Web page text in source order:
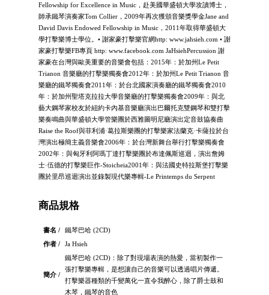
Fellowship for Excellence in Music，赴美國華盛頓大學攻讀博士，
師承鐵琴演奏家Tom Collier，2009年再次獲頒音樂獎學金Jane and
David Davis Endowed Fellowship in Music，2011年取得華盛頓大
學打擊樂博士學位。• 謝家豪打擊樂官網http: www.jahsieh.com • 謝
家豪打擊樂FB專頁 http: www.facebook.com JaHsiehPercussion 謝
家豪在台灣與歐美重要的音樂會包括：2015年：於加州Le Petit
Trianon 音樂廳的打擊樂獨奏會2012年：於加州Le Petit Trianon 音
樂廳的鐵琴獨奏會2011年：於台北國家演奏廳的鐵琴獨奏會2010
年：於加州聖塔克拉拉大學音樂廳的打擊樂獨奏會2009年：與北
藝大鋼琴家校友於紐約卡內基音樂廳演出巴爾托克雙鋼琴和雙打擊
樂奏鳴曲與華盛頓大學管樂團於西雅圖明尼廳演出定音鼓協奏曲
Raise the Roof與菲利浦·葛拉斯樂團的打擊樂家法蘭克·卡薩拉於台
灣演出極簡主義音樂會2006年：於台灣新舞台舉行打擊樂獨奏會
2002年：與匈牙利阿瑪丁達打擊樂團於布達佩斯巡迴，演出詹姆
士·伍德的打擊樂巨作-Stoicheia2001年：與法國史特拉斯堡打擊樂
團於里昂巡迴演出並錄製現代樂專輯-Le Printemps du Serpent
商品規格
書名 /
鐵琴巴哈 (2CD)
作者 /
Ja Hsieh
簡介 /
鐵琴巴哈 (2CD)：除了對現場表演的熱愛，當初製作一
張打擊樂專輯，是想讓自己的音樂可以透過唱片傳遞。
打擊樂器種類的千變萬化一直令我醉心，除了爵士鼓和
木琴，鐵琴的音色